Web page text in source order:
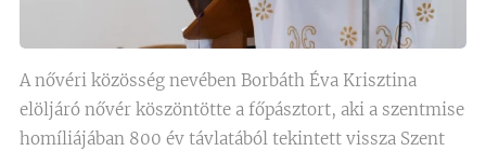
A nővéri közösség nevében Borbáth Éva Krisztina
elöljáró nővér köszöntötte a főpásztort, aki a szentmise
homíliájában 800 év távlatából tekintett vissza Szent